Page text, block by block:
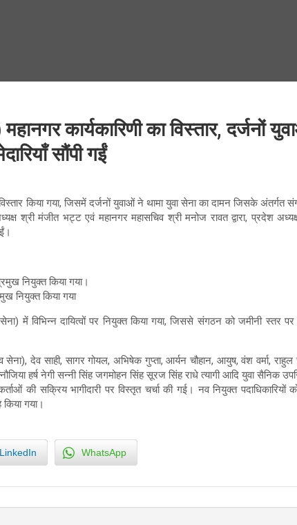
कार्यकारिणी का विस्तार, दर्जनों
सौंपी गईं
किया गया, जिसमें दर्जनों युवाओं ने थामा युवा सेना का दामन जिसके
श्री मंजीत भट्ट एवं महानगर महासचिव श्री मनोज रावत द्वारा, प्रदेश
नियुक्त किया गया।
नियुक्त किया गया
में विभिन्न दायित्वों पर नियुक्त किया गया, जिससे संगठन को जमीनी स्तर
देव साही, सागर गोयल, अभिषेक गुप्ता, आर्यन चौहान, आयुष, वंश वर्मा, राहुल
हर्ष नेगी सन्नी सिंह जगमोहन सिंह सूरज सिंह राधे त्यागी आदि युवा सैनिक
की सक्रिय भागीदारी पर विस्तृत चर्चा की गई। नव नियुक्त पदाधिकारियों
गया।
LinkedIn WhatsApp